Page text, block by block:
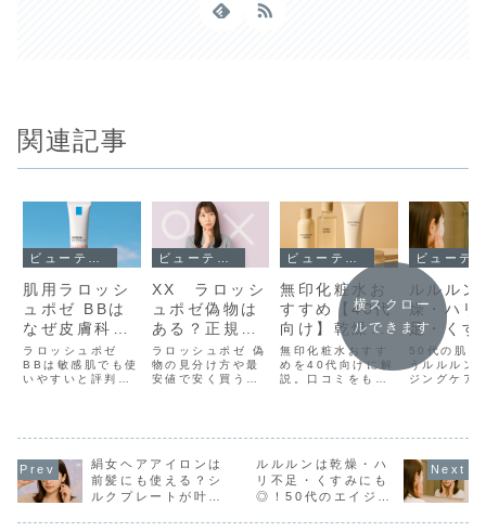
関連記事
ビューティーケア
肌用ラロッシ
ュポゼ BBは
なぜ皮膚科に
選ばれる？安
心して使うた
めの完全ガイ
ラロッシュポゼ
BBは敏感肌でも使
いやすいと評判。
す。
ビューティーケア
XX ラロッシ
ュポゼ偽物は
ある？正規品
の見分け方と
並行輸入の注
意点、安く買
ラロッシュポゼ 偽
物の見分け方や最
安値で安く買う方
ビューティーケア
無印化粧水お
すすめ【40代
向け】乾燥・
敏感肌に合う
選び方と口コ
ミ｜合わない
無印化粧水おすす
めを40代向けに解
説。口コミをもと
やすくまとめまし
た。
ルルルン
燥・ハリ
足・くす
も◎！50
エイジン
ア完全ガ
50代の肌に
うルルルン
ジングケア
す。
横スクロー
ルできます
絹女ヘアアイロンは
前髪にも使える？シ
ルクプレートが叶え
ルルルンは乾燥・ハ
リ不足・くすみにも
◎！50代のエイジン